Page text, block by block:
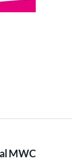
MWC